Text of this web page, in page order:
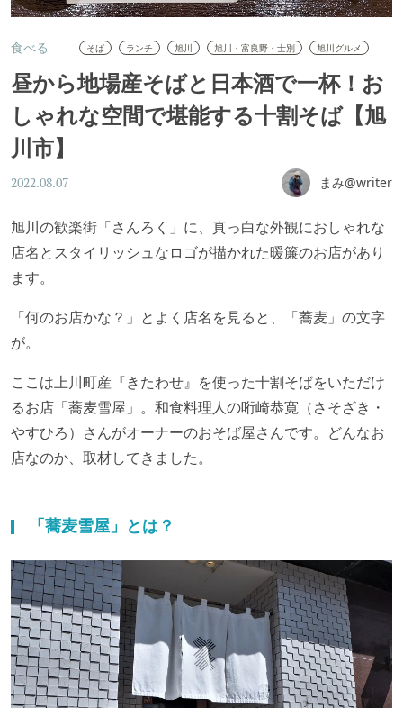
食べる そば ランチ 旭川 旭川・富良野・士別 旭川グルメ
昼から地場産そばと日本酒で一杯！お
しゃれな空間で堪能する十割そば【旭
川市】
2022.08.07 まみ@writer
旭川の歓楽街「さんろく」に、真っ白な外観におしゃれな
店名とスタイリッシュなロゴが描かれた暖簾のお店があり
ます。
「何のお店かな？」とよく店名を見ると、「蕎麦」の文字
が。
ここは上川町産『きたわせ』を使った十割そばをいただけ
るお店「蕎麦雪屋」。和食料理人の哘崎恭寛（さそざき・
やすひろ）さんがオーナーのおそば屋さんです。どんなお
店なのか、取材してきました。
「蕎麦雪屋」とは？